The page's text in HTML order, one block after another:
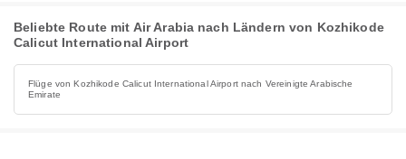
Beliebte Route mit Air Arabia nach Ländern von Kozhikode
Calicut International Airport
Flüge von Kozhikode Calicut International Airport nach Vereinigte Arabische
Emirate